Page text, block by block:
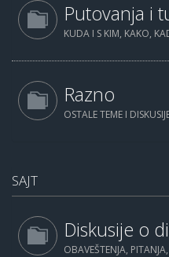
Putovanja i
KUDA I S KIM, KAKO,
Razno
OSTALE TEME I
SAJT
Diskusije o
OBAVEŠTENJA,